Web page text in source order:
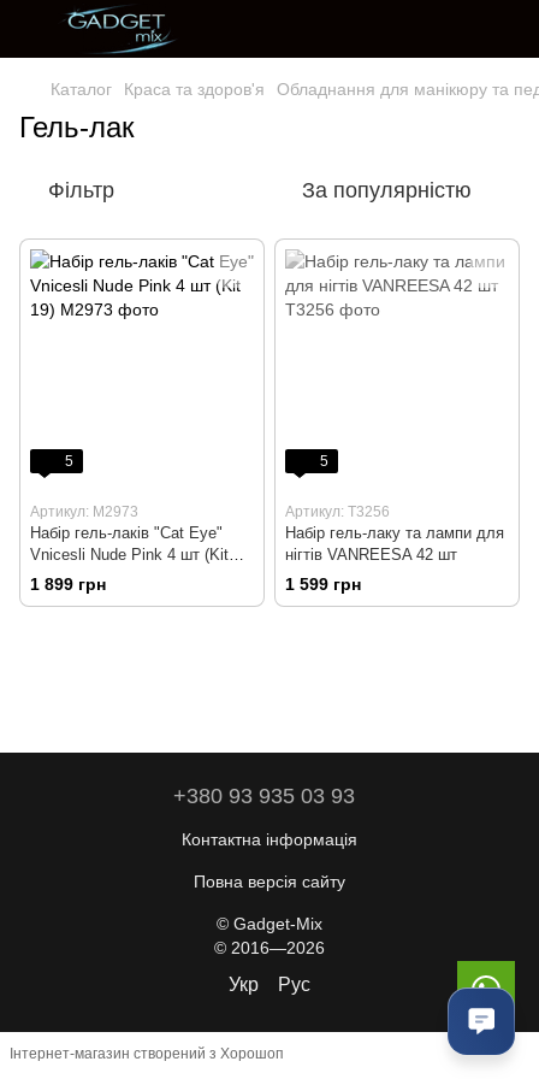
Каталог Краса та здоров'я Обладнання для манікюру та
Гель-лак
Фільтр За популярністю
5
Артикул: M2973
Набір гель-лаків "Cat Eye"
Vnicesli Nude Pink 4 шт (Kit
19)
1 899 грн
5
Артикул: T3256
Набір гель-лаку та лампи для
нігтів VANREESA 42 шт
1 599 грн
+380 93 935 03 93
Контактна інформація
Повна версія сайту
© Gadget-Mix
© 2016—2026
Укр Рус
Інтернет-магазин створений з Хорошоп